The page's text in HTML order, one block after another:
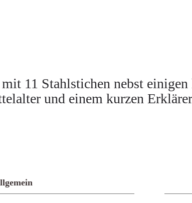
11 Stahlstichen nebst
und einem kurzen